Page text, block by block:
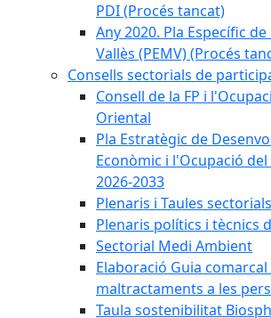
PDI (Procés tancat)
Any 2020. Pla Específic
Vallès (PEMV) (Procés
Consells sectorials de
Consell de la FP i
Oriental
Pla Estratègic de
Econòmic i l'Ocupació
2026-2033
Plenaris i Taules
Plenaris polítics i tècnics
Sectorial Medi Ambient
Elaboració Guia
maltractaments a les
Taula sostenibilitat